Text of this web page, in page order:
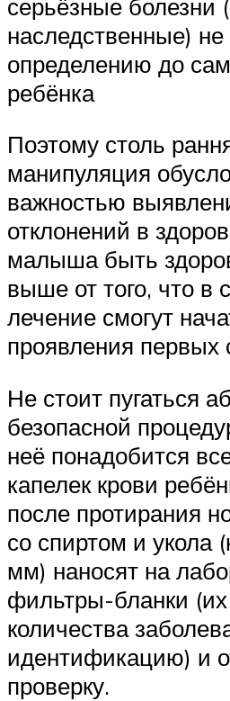
серьёзные болезни
наследственные)
определению до
ребёнка
Поэтому столь
манипуляция
важностью
отклонений в
малыша быть
выше от того, что в
лечение смогут
проявления первых
Не стоит пугаться
безопасной
неё понадобится
капелек крови
после протирания
со спиртом и укола
мм) наносят на
фильтры-бланки
количества
идентификацию) и
проверку.